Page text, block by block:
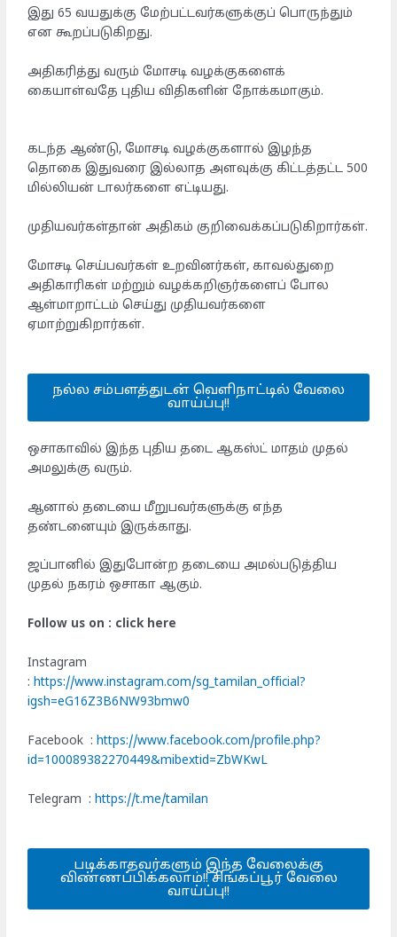
இது 65 வயதுக்கு மேற்பட்டவர்களுக்குப் பொருந்தும்
என கூறப்படுகிறது.
அதிகரித்து வரும் மோசடி வழக்குகளைக்
கையாள்வதே புதிய விதிகளின் நோக்கமாகும்.
கடந்த ஆண்டு, மோசடி வழக்குகளால் இழந்த
தொகை இதுவரை இல்லாத அளவுக்கு கிட்டத்தட்ட 500
மில்லியன் டாலர்களை எட்டியது.
முதியவர்கள்தான் அதிகம் குறிவைக்கப்படுகிறார்கள்.
மோசடி செய்பவர்கள் உறவினர்கள், காவல்துறை
அதிகாரிகள் மற்றும் வழக்கறிஞர்களைப் போல
ஆள்மாறாட்டம் செய்து முதியவர்களை
ஏமாற்றுகிறார்கள்.
நல்ல சம்பளத்துடன் வெளிநாட்டில் வேலை
வாய்ப்பு!!
ஒசாகாவில் இந்த புதிய தடை ஆகஸ்ட் மாதம் முதல்
அமலுக்கு வரும்.
ஆனால் தடையை மீறுபவர்களுக்கு எந்த
தண்டனையும் இருக்காது.
ஜப்பானில் இதுபோன்ற தடையை அமல்படுத்திய
முதல் நகரம் ஒசாகா ஆகும்.
Follow us on : click here
Instagram
:https://www.instagram.com/sg_tamilan_official?
igsh=eG16Z3B6NW93bmw0
Facebook :https://www.facebook.com/profile.php?
id=100089382270449&mibextid=ZbWKwL
Telegram :https://t.me/tamilan
படிக்காதவர்களும் இந்த வேலைக்கு
விண்ணப்பிக்கலாம்!! சிங்கப்பூர் வேலை
வாய்ப்பு!!